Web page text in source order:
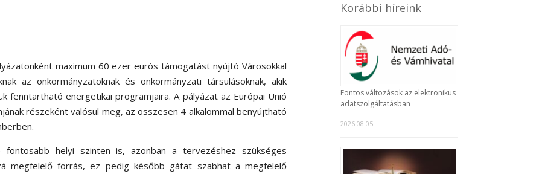
maximum 60 ezer eurós támogatást nyújtó Városokkal
az önkormányzatoknak és önkormányzati társulásoknak, akik
fenntartható energetikai programjaira. A pályázat az Európai Unió
részeként valósul meg, az összesen 4 alkalommal benyújtható
helyi szinten is, azonban a tervezéshez szükséges
megfelelő forrás, ez pedig később gátat szabhat a megfelelő
Korábbi híreink
Fontos változások az elektronikus
adatszolgáltatásban
2026.08.05.